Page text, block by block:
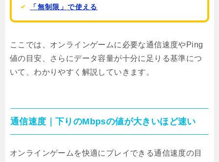
「無制限」で使える
ここでは、オンラインゲームに必要な通信速度やPing
値の目安、さらにデータ容量が十分に足りる基準につ
いて、わかりやすく解説していきます。
通信速度｜下りのMbpsの値が大きいほど速い
オンラインゲームを快適にプレイできる通信速度の目